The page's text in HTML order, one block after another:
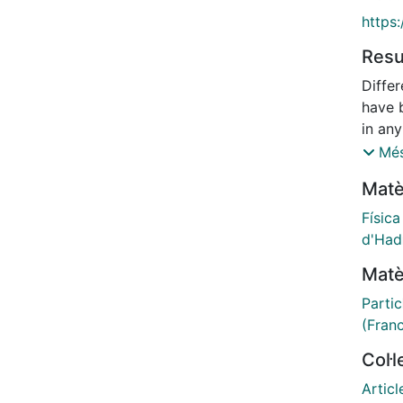
have
in
the
CP-
place
and
with